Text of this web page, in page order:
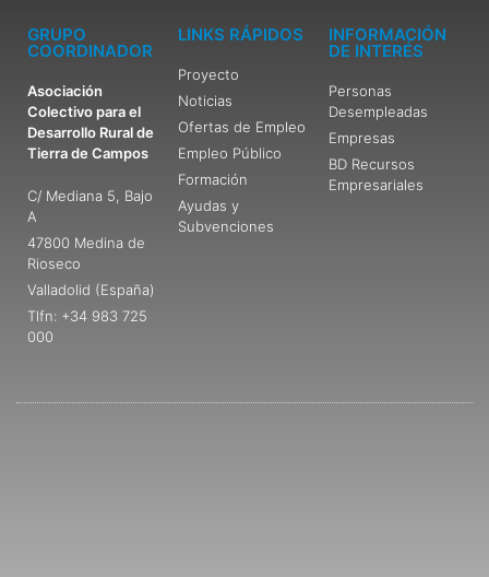
GRUPO
COORDINADOR
Asociación
Colectivo para el
Desarrollo Rural de
Tierra de Campos
C/ Mediana 5, Bajo
A
47800 Medina de
Rioseco
Valladolid (España)
Tlfn: +34 983 725
000
LINKS RÁPIDOS
Proyecto
Noticias
Ofertas de Empleo
Empleo Público
Formación
Ayudas y
Subvenciones
INFORMACIÓN
DE INTERÉS
Personas
Desempleadas
Empresas
BD Recursos
Empresariales